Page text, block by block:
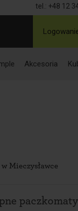
tel.: +48 12
Akcesoria
Mieczysławce